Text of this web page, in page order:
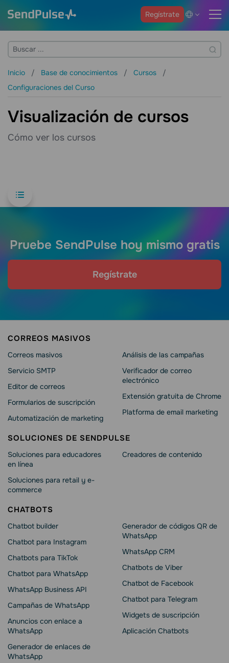
Regístrate
Inicio Base de conocimientos
Cursos
Configuraciones del Curso
Visualización de cursos
Cómo ver los cursos
Pruebe SendPulse hoy mismo gratis
Regístrate
CORREOS MASIVOS
Correos masivos
Servicio SMTP
Editor de correos
Formularios de suscripción
Automatización de marketing
Análisis de las campañas
Verificador de correo
electrónico
Extensión gratuita de Chrome
Platforma de email marketing
SOLUCIONES DE SENDPULSE
Soluciones para educadores
en línea
Soluciones para retail y e-
commerce
Creadores de contenido
CHATBOTS
Chatbot builder
Chatbot para Instagram
Chatbots para TikTok
Chatbot para WhatsApp
WhatsApp Business API
Campañas de WhatsApp
Anuncios con enlace a
WhatsApp
Generador de enlaces de
WhatsApp
Generador de códigos QR de
WhatsApp
WhatsApp CRM
Chatbots de Viber
Chatbot de Facebook
Chatbot para Telegram
Widgets de suscripción
Aplicación Chatbots